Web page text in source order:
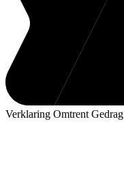
Verklaring Omtrent Gedrag